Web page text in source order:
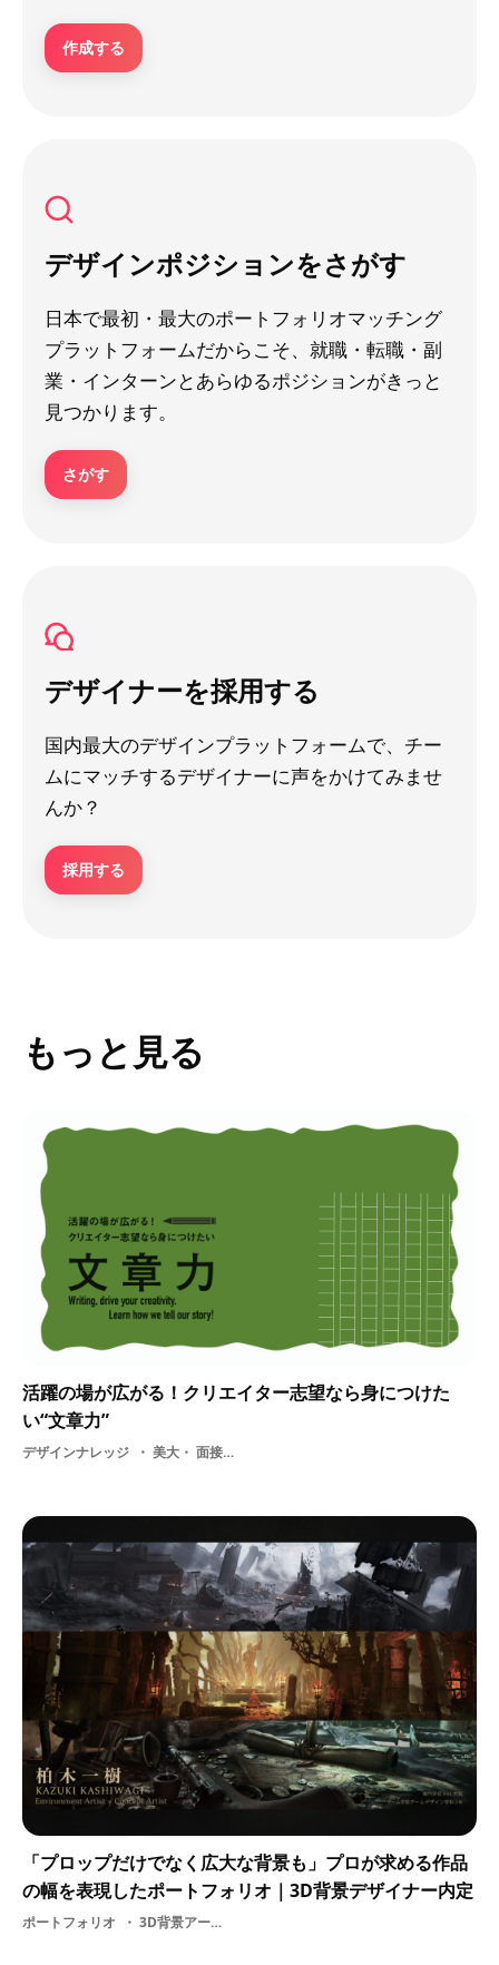
作成する
デザインポジションをさがす
日本で最初・最大のポートフォリオマッチング
プラットフォームだからこそ、就職・転職・副
業・インターンとあらゆるポジションがきっと
見つかります。
さがす
デザイナーを採用する
国内最大のデザインプラットフォームで、チー
ムにマッチするデザイナーに声をかけてみませ
んか？
採用する
もっと見る
活躍の場が広がる！クリエイター志望なら身につけた
い“文章力”
デザインナレッジ 美大・ 面接・ フレームワーク・ 美大生・ 就活・ 文章力・ はたらくビビビット・ プレゼンテーション・ 就活メール
「プロップだけでなく広大な背景も」プロが求める作品
の幅を表現したポートフォリオ｜3D背景デザイナー内定
ポートフォリオ 3D背景アーティスト